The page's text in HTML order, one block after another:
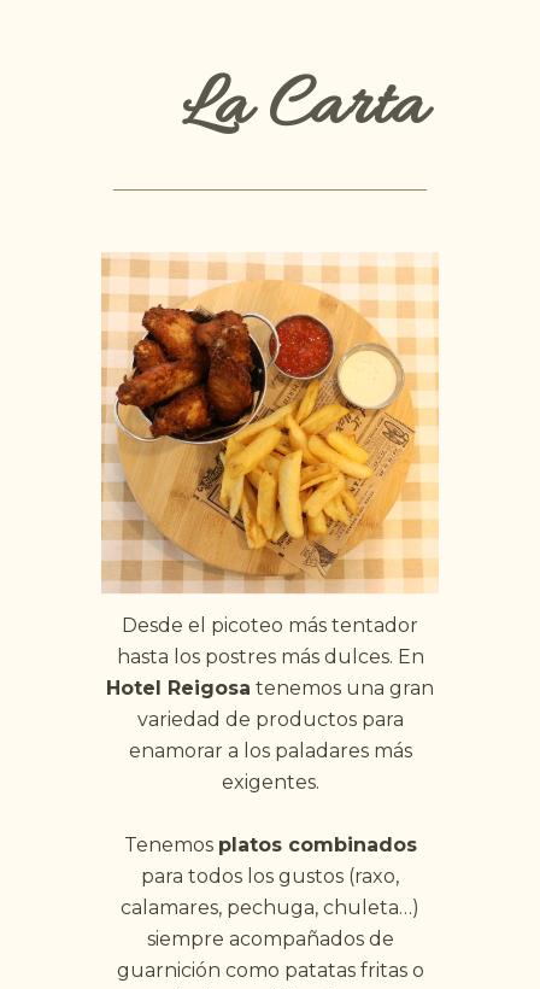
La Carta
Desde el picoteo más tentador
hasta los postres más dulces. En
Hotel Reigosa tenemos una gran
variedad de productos para
enamorar a los paladares más
exigentes.
Tenemos platos combinados
para todos los gustos (raxo,
calamares, pechuga, chuleta…)
siempre acompañados de
guarnición como patatas fritas o